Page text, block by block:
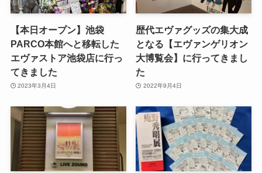
【本日オープン】池袋
PARCO本館へと移転した
エヴァストア池袋店に行っ
てきました
2023年3月4日
歴代エヴァグッズの集大成
となる【エヴァンゲリオン
大博覧会】に行ってきまし
た
2022年9月4日